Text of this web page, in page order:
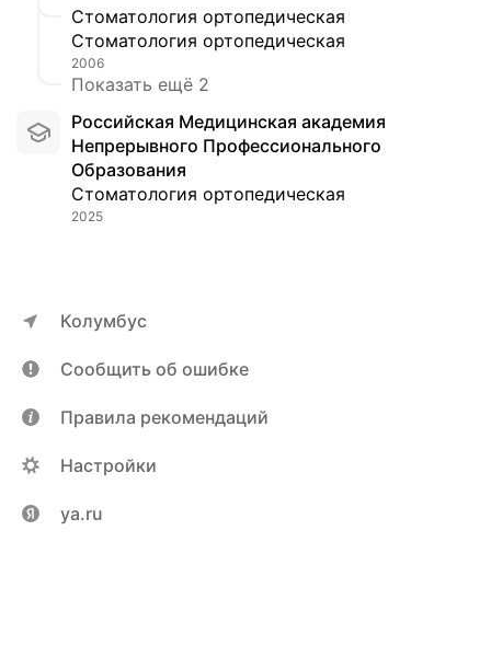
Стоматология ортопедическая
Стоматология ортопедическая
2006
Показать ещё 2
Российская Медицинская академия
Непрерывного Профессионального
Образования
Стоматология ортопедическая
2025
Колумбус
Сообщить об ошибке
Правила рекомендаций
Настройки
ya.ru